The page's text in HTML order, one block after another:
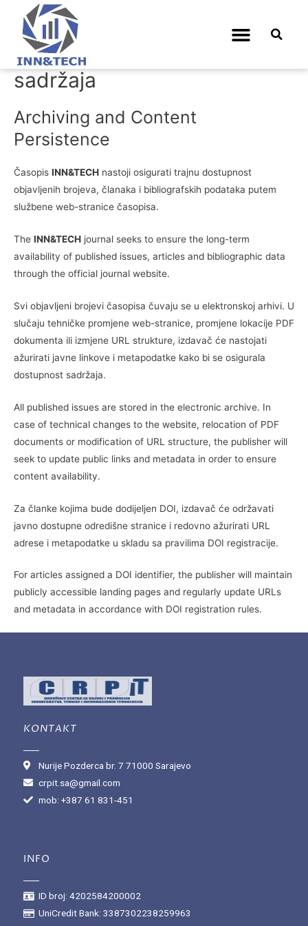
Arhiviranje i trajnost
sadržaja
Archiving and Content
Persistence
Časopis INN&TECH nastoji osigurati trajnu dostupnost
objavljenih brojeva, članaka i bibliografskih podataka putem
službene web-stranice časopisa.
The INN&TECH journal seeks to ensure the long-term
availability of published issues, articles and bibliographic data
through the official journal website.
Svi objavljeni brojevi časopisa čuvaju se u elektronskoj arhivi. U
slučaju tehničke promjene web-stranice, promjene lokacije PDF
dokumenta ili izmjene URL strukture, izdavač će nastojati
ažurirati javne linkove i metapodatke kako bi se osigurala
dostupnost sadržaja.
All published issues are stored in the electronic archive. In
case of technical changes to the website, relocation of PDF
documents or modification of URL structure, the publisher will
seek to update public links and metadata in order to ensure
content availability.
Za članke kojima bude dodijeljen DOI, izdavač će održavati
javno dostupne odredišne stranice i redovno ažurirati URL
adrese i metapodatke u skladu sa pravilima DOI registracije.
For articles assigned a DOI identifier, the publisher will maintain
publicly accessible landing pages and regularly update URLs
and metadata in accordance with DOI registration rules.
KONTAKT
Nurije Pozderca br. 7 71000 Sarajevo
crpit.sa@gmail.com
mob: +387 61 831-451
INFO
ID broj: 4202584200002
UniCredit Bank: 3387302238259963